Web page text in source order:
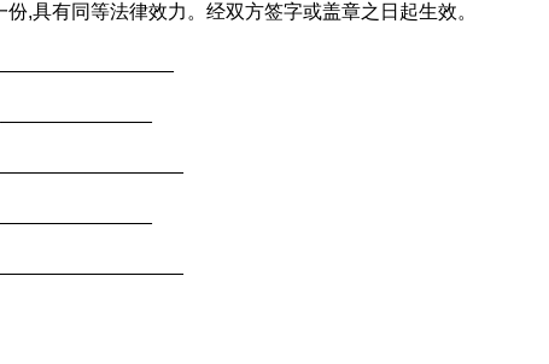
,具有同等法律效力。经双方签字或盖章之日起生效。